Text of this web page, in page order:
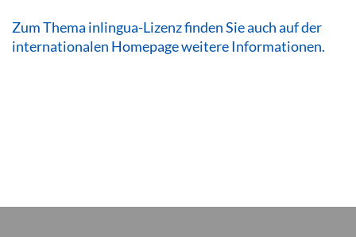
Zum Thema inlingua-Lizenz finden Sie auch auf der
internationalen Homepage weitere Informationen.